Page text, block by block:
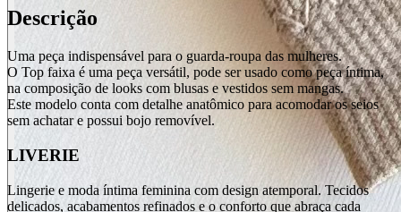
Descrição
Uma peça indispensável para o guarda-roupa das mulheres.
O Top faixa é uma peça versátil, pode ser usado como peça íntima,
na composição de looks com blusas e vestidos sem mangas.
Este modelo conta com detalhe anatômico para acomodar os seios
sem achatar e possui bojo removível.
LIVERIE
Lingerie e moda íntima feminina com design atemporal. Tecidos
delicados, acabamentos refinados e o conforto que abraça cada